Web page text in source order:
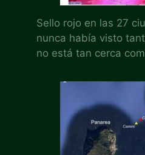
Sello rojo en las 27
nunca había visto
no está tan cerca